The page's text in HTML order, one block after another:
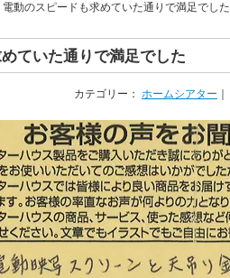
電動のスピードも求めていた通りで満足でした
ていた通りで満足でした
カテゴリー： ホームシアター